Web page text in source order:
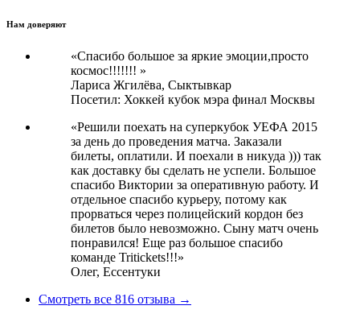
Нам доверяют
«Спасибо большое за яркие эмоции,просто
космос!!!!!!! »
Лариса Жгилёва, Сыктывкар
Посетил: Хоккей кубок мэра финал Москвы
«Решили поехать на суперкубок УЕФА 2015
за день до проведения матча. Заказали
билеты, оплатили. И поехали в никуда ))) так
как доставку бы сделать не успели. Большое
спасибо Виктории за оперативную работу. И
отдельное спасибо курьеру, потому как
прорваться через полицейский кордон без
билетов было невозможно. Сыну матч очень
понравился! Еще раз большое спасибо
команде Tritickets!!!»
Олег, Ессентуки
Смотреть все 816 отзыва →